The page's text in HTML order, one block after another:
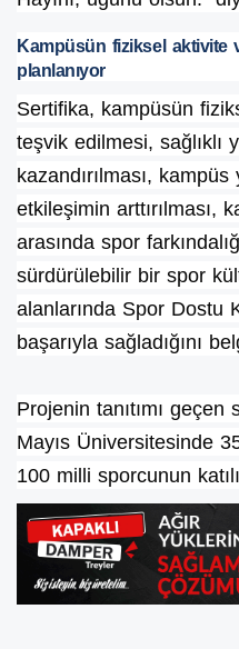
Kampüsün fiziksel
planlanıyor
Sertifika, kampüsün
teşvik edilmesi, sağlıklı
kazandırılması,
etkileşimin arttırılması,
arasında spor
sürdürülebilir bir spor
alanlarında Spor Dostu
başarıyla sağladığını
Projenin tanıtımı
Mayıs Üniversitesinde
100 milli sporcunun